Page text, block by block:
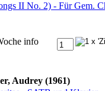
II No. 2) - Für Gem.
info
Audrey (1961)